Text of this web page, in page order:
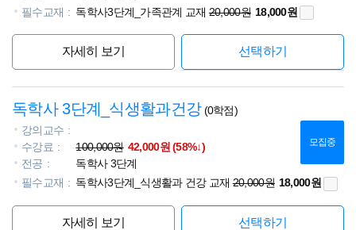
필수교재
독학사3단계_가족관계 교재20,000원 18,000원
자세히 보기 선택하기
독학사 3단계_식생활과건강(0학점)
강의교수
수강료
100,000원 42,000원 (58%↓)
전공
독학사 3단계
필수교재
독학사3단계_식생활과 건강 교재20,000원 18,000원
모집중
자세히 보기 선택하기